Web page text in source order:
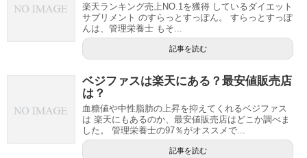
楽天ランキング売上NO.1を獲得 しているダイエット
サプリメント のすらっとすっぽん。 すらっとすっぽ
んは、管理栄養士 もそ...
記事を読む
ベジファスは楽天にある？最安値販売店
は？
血糖値や中性脂肪の上昇を抑えてくれるベジファス
は 楽天にもあるのか、最安値販売店はどこか調べま
した。 管理栄養士の97％がオススメで...
記事を読む